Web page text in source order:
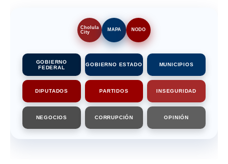
Cholula
City
MAPA NODO
GOBIERNO
FEDERAL
GOBIERNO ESTADO MUNICIPIOS
DIPUTADOS PARTIDOS INSEGURIDAD
NEGOCIOS CORRUPCIÓN OPINIÓN